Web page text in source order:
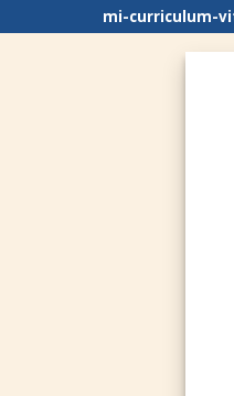
mi-curriculum-